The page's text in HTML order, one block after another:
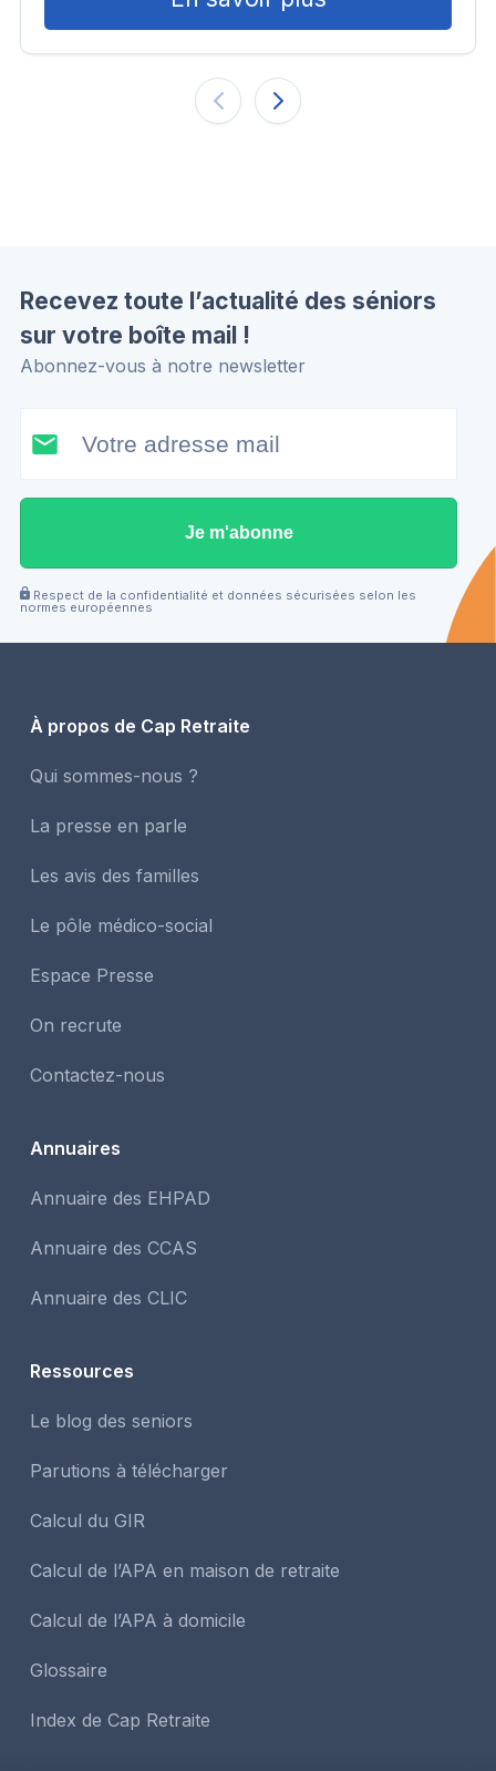
Recevez toute l’actualité des séniors
sur votre boîte mail !
Abonnez-vous à notre newsletter
Je m'abonne
Respect de la confidentialité et données sécurisées selon les
normes européennes
À propos de Cap Retraite
Qui sommes-nous ?
La presse en parle
Les avis des familles
Le pôle médico-social
Espace Presse
On recrute
Contactez-nous
Annuaires
Annuaire des EHPAD
Annuaire des CCAS
Annuaire des CLIC
Ressources
Le blog des seniors
Parutions à télécharger
Calcul du GIR
Calcul de l’APA en maison de retraite
Calcul de l’APA à domicile
Glossaire
Index de Cap Retraite